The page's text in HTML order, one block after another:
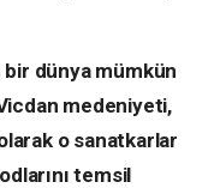
bir dünya mümkün
medeniyeti,
o sanatkarlar
temsil